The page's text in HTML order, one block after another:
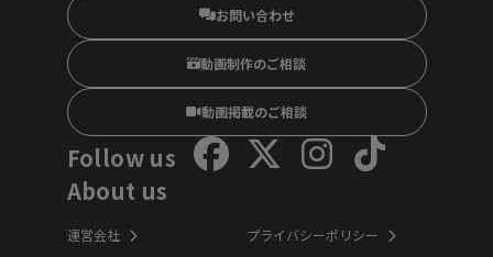
お問い合わせ
動画制作のご相談
動画掲載のご相談
Follow us
About us
運営会社
プライバシーポリシー